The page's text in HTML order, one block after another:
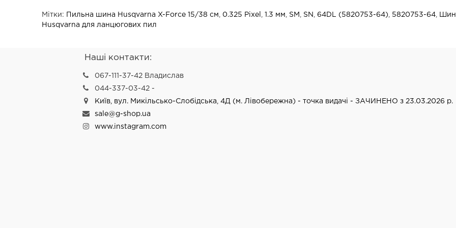
Мітки: Пильна шина Husqvarna X-Force 15/38 см 0.325 Pixel ,1.3 мм SM SN ,64DL (5820753-64) 5820753-64
Husqvarna для ланцюгових пил
Наші контакти:
067-111-37-42 Владислав
044-337-03-42 -
Київ, вул. Микільсько-Слобідська, 4Д (м. Лівобережна) - точка видачі - ЗАЧИНЕНО з 23.03.2026 р.
sale@g-shop.ua
www.instagram.com